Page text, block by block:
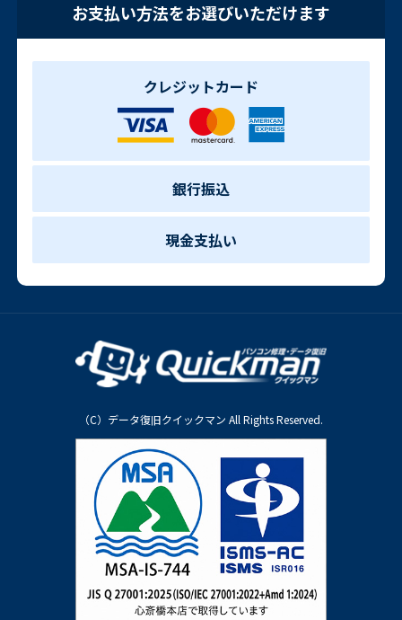
お支払い方法をお選びいただけます
クレジットカード
銀行振込
現金支払い
（C）データ復旧クイックマン All Rights Reserved.